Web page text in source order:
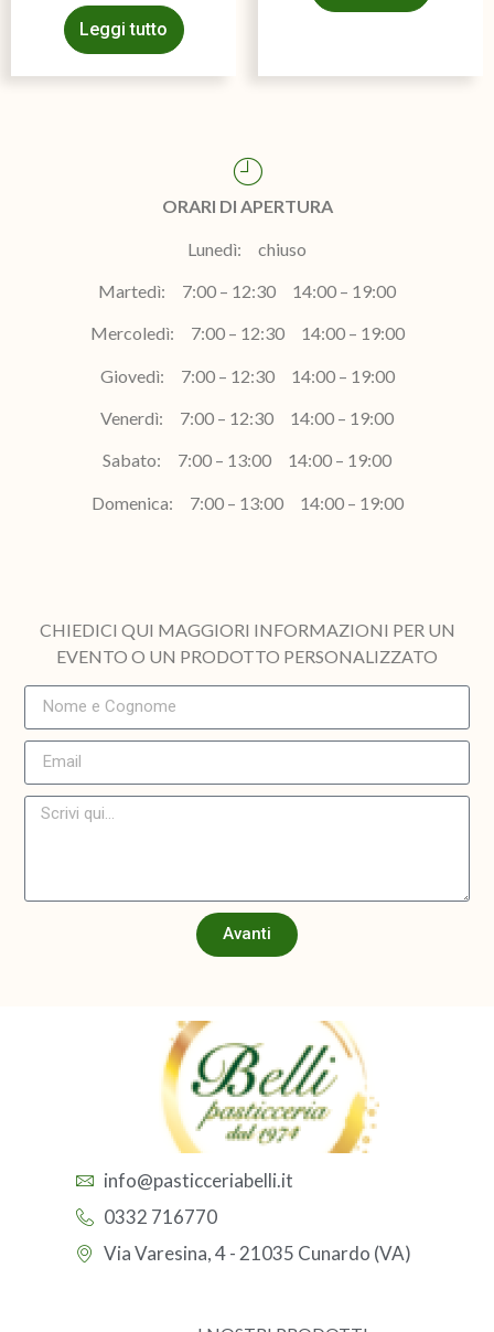
Leggi tutto
ORARI DI APERTURA
Lunedì: chiuso
Martedì: 7:00 – 12:30 14:00 – 19:00
Mercoledì: 7:00 – 12:30 14:00 – 19:00
Giovedì: 7:00 – 12:30 14:00 – 19:00
Venerdì: 7:00 – 12:30 14:00 – 19:00
Sabato: 7:00 – 13:00 14:00 – 19:00
Domenica: 7:00 – 13:00 14:00 – 19:00
CHIEDICI QUI MAGGIORI INFORMAZIONI PER UN
EVENTO O UN PRODOTTO PERSONALIZZATO
Avanti
info@pasticceriabelli.it
0332 716770
Via Varesina, 4 - 21035 Cunardo (VA)